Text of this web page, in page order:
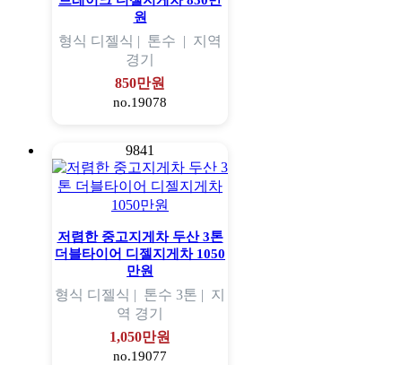
원
형식 디젤식 | 톤수 | 지역
경기
850만원
no.19078
9841
저렴한 중고지게차 두산 3톤
더블타이어 디젤지게차 1050
만원
형식 디젤식 | 톤수 3톤 | 지
역 경기
1,050만원
no.19077